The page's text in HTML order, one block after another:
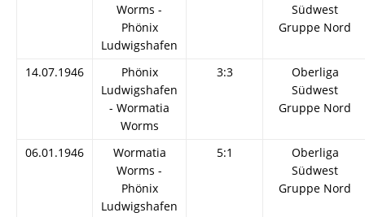
Worms -
Phönix
Ludwigshafen
Südwest
Gruppe Nord
14.07.1946
Phönix
Ludwigshafen
- Wormatia
Worms
3:3
Oberliga
Südwest
Gruppe Nord
06.01.1946
Wormatia
Worms -
Phönix
Ludwigshafen
5:1
Oberliga
Südwest
Gruppe Nord